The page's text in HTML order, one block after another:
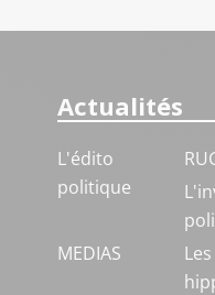
Actualités
L'édito
politique
MEDIAS